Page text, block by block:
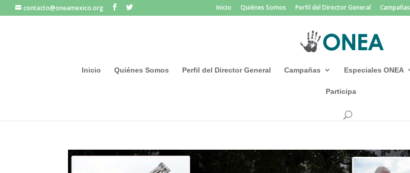
contacto@oneamexico.org Inicio Quiénes Somos Perfil del Director General Campañas
Inicio Quiénes Somos Perfil del Director General Campañas Especiales ONEA
Participa